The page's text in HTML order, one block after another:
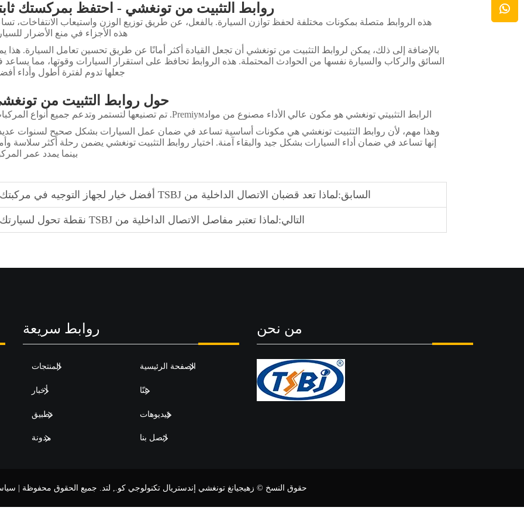
روابط التثبيت من تونغشي - احتفظ بمركستك
هذه الروابط متصلة بمكونات مختلفة لحفظ توازن السيارة. بالفعل، عن طريق توزيع الوزن واستيعاب الانتفاخات،
هذه الأجزاء في منع الأضرار
بالإضافة إلى ذلك، يمكن لروابط التثبيت من تونغشي أن تجعل القيادة أكثر أمانًا عن طريق تحسين تعامل السيارة. هذا
السائق والركاب والسيارة نفسها من الحوادث المحتملة. هذه الروابط تحافظ على استقرار السيارات وقوتها، مما يساعد
جعلها تدوم لفترة أطول وأداء
حول روابط التثبيت من
الرابط التثبيتي تونغشي هو مكون عالي الأداء مصنوع من موادPremiум. تم تصنيعها لتستمر وتدعم جميع أنواع المركبات.
وهذا مهم، لأن روابط التثبيت تونغشي هي مكونات أساسية تساعد في ضمان عمل السيارات بشكل صحيح لسنوات
إنها تساعد في ضمان أداء السيارات بشكل جيد والبقاء آمنة. اختيار روابط التثبيت تونغشي يضمن رحلة أكثر سلاسة
بينما يمدد عمر
السابق:لماذا تعد قضبان الاتصال الداخلية من TSBJ أفضل خيار لجهاز التوجيه في مركبتك
التالي:لماذا تعتبر مفاصل الاتصال الداخلية من TSBJ نقطة تحول لسيارتك
من نحن روابط سريعة
الصفحة الرئيسية المنتجات
عنّا أخبار
فيديوهات تطبيق
اتصل بنا مدونة
حقوق النسخ © زهيجيانغ تونغشي إندستريال تكنولوجي كو., لتد. جميع الحقوق محفوظة |